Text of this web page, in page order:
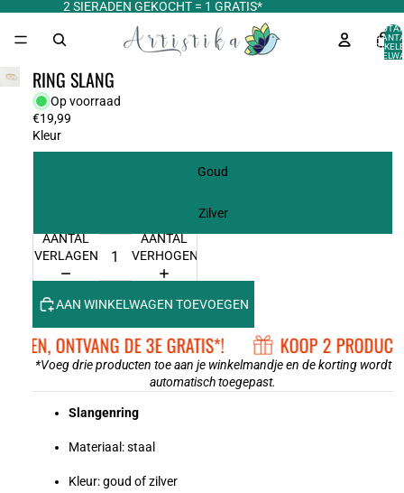
2 SIERADEN GEKOCHT = 1 GRATIS*
RING SLANG
Op voorraad
€19,99
Kleur
Goud
Zilver
AANTAL
VERLAGEN
AANTAL
VERHOGEN
AAN WINKELWAGEN TOEVOEGEN
ONTVANG DE 3E GRATIS*! KOOP 2
*Voeg drie producten toe aan je winkelmandje en de korting wordt
automatisch toegepast.
Slangenring
Materiaal: staal
Kleur: goud of zilver